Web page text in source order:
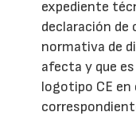
expediente
declaración de
normativa de
afecta y que
logotipo CE en